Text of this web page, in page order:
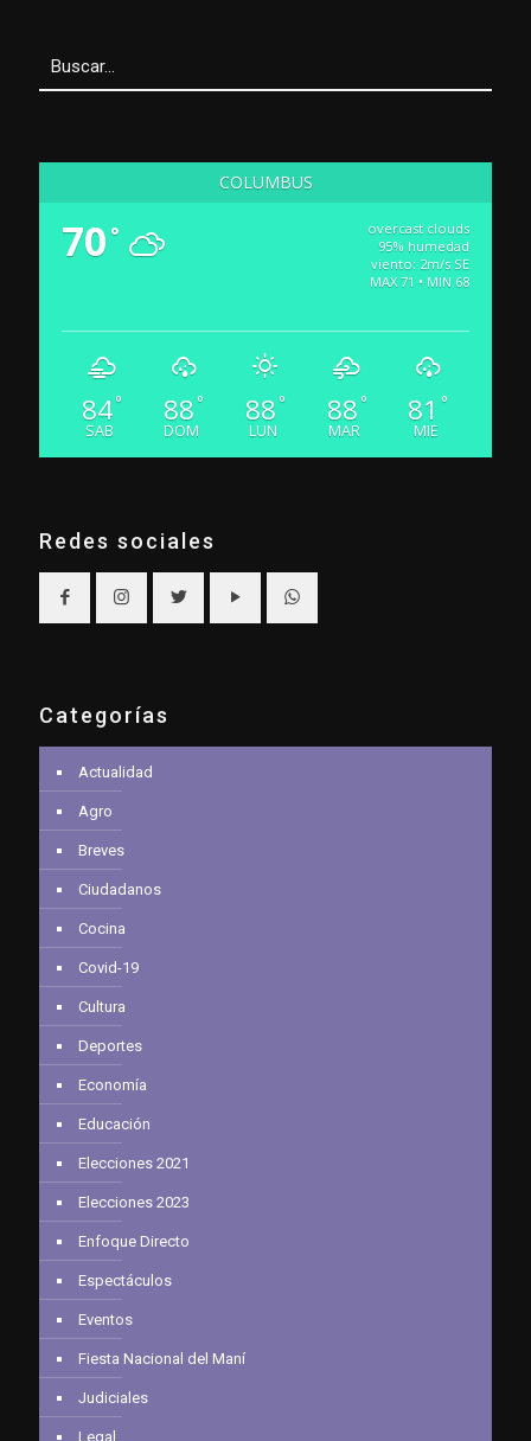
COLUMBUS
70 °
overcast clouds
95% humedad
viento: 2m/s SE
MAX 71 • MIN 68
84°
SAB
88 °
DOM
88 °
LUN
88 °
MAR
81 °
MIE
Redes sociales
Categorías
Actualidad
Agro
Breves
Ciudadanos
Cocina
Covid-19
Cultura
Deportes
Economía
Educación
Elecciones 2021
Elecciones 2023
Enfoque Directo
Espectáculos
Eventos
Fiesta Nacional del Maní
Judiciales
Legal